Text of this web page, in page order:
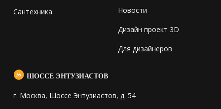
Сантехника Новости
Дизайн проект 3D
Для дизайнеров
ШОССЕ ЭНТУЗИАСТОВ
г. Москва, Шоссе Энтузиастов, д. 54